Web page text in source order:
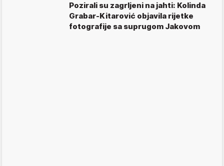
Pozirali su zagrljeni na jahti: Kolinda
Grabar-Kitarović objavila rijetke
fotografije sa suprugom Jakovom